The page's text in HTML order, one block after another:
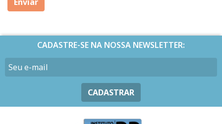
CADASTRE-SE NA NOSSA NEWSLETTER:
CADASTRAR